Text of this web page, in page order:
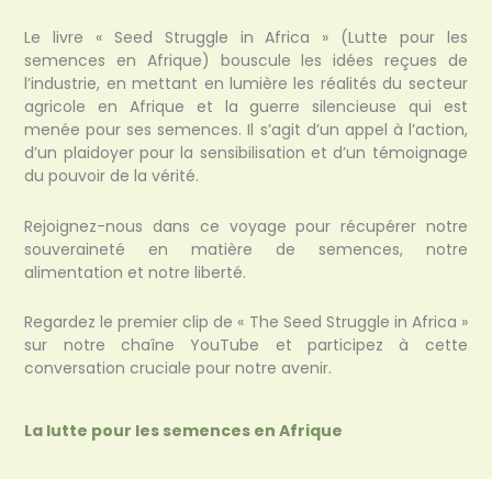
Le livre « Seed Struggle in Africa » (Lutte pour les
semences en Afrique) bouscule les idées reçues de
l’industrie, en mettant en lumière les réalités du secteur
agricole en Afrique et la guerre silencieuse qui est
menée pour ses semences. Il s’agit d’un appel à l’action,
d’un plaidoyer pour la sensibilisation et d’un témoignage
du pouvoir de la vérité.
Rejoignez-nous dans ce voyage pour récupérer notre
souveraineté en matière de semences, notre
alimentation et notre liberté.
Regardez le premier clip de « The Seed Struggle in Africa »
sur notre chaîne YouTube et participez à cette
conversation cruciale pour notre avenir.
La lutte pour les semences en Afrique